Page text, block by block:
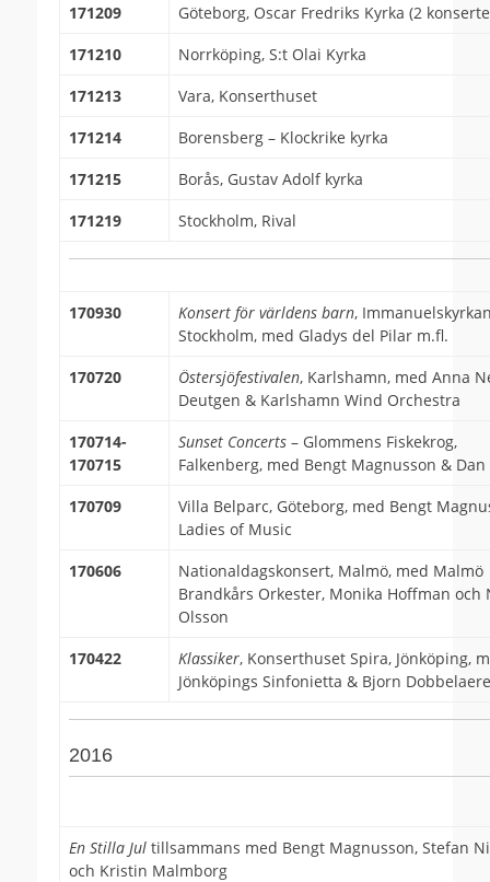
171209
Göteborg, Oscar Fredriks Kyrka (2
171210
Norrköping, S:t Olai Kyrka
171213
Vara, Konserthuset
171214
Borensberg – Klockrike kyrka
171215
Borås, Gustav Adolf kyrka
171219
Stockholm, Rival
170930 Konsert för världens barn,
Stockholm, med Gladys del Pilar m.fl.
170720
Östersjöfestivalen, Karlshamn, med Anna
Deutgen & Karlshamn Wind Orchestra
170714-
170715
Sunset Concerts – Glommens Fiskekrog,
Falkenberg, med Bengt Magnusson &
170709
Villa Belparc, Göteborg, med Bengt
Ladies of Music
170606
Nationaldagskonsert, Malmö, med Malmö
Brandkårs Orkester, Monika Hoffman och
Olsson
170422
Klassiker, Konserthuset Spira, Jönköping,
Jönköpings Sinfonietta & Bjorn Dobbelaere
2016
En Stilla Jul tillsammans med Bengt Magnusson, Stefan
och Kristin Malmborg